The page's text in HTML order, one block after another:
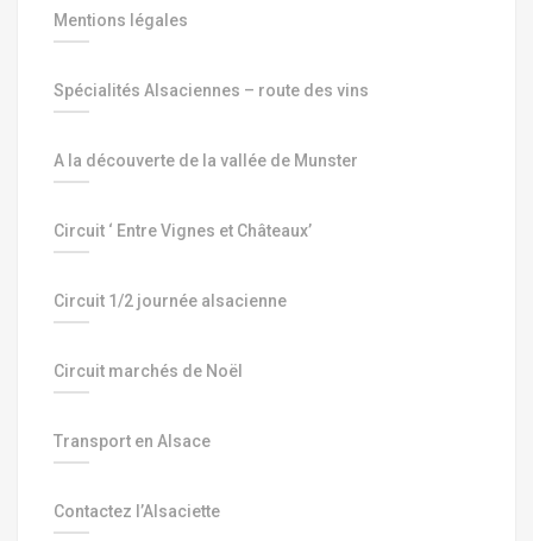
Mentions légales
Spécialités Alsaciennes – route des vins
A la découverte de la vallée de Munster
Circuit ‘ Entre Vignes et Châteaux’
Circuit 1/2 journée alsacienne
Circuit marchés de Noël
Transport en Alsace
Contactez l’Alsaciette